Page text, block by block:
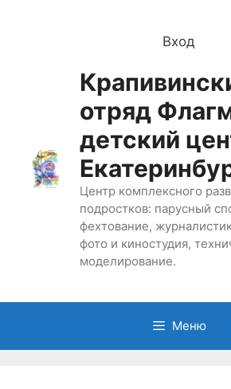
Вход
отряд
детский
Центр комплексного
подростков: парусный
фехтование,
фото и киностудия,
моделирование.
Меню